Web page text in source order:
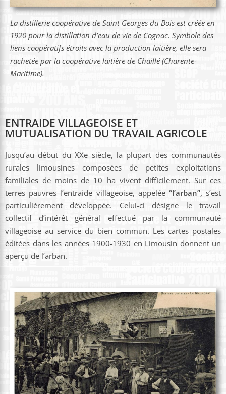
La distillerie coopérative de Saint Georges du Bois est créée en
1920 pour la distillation d’eau de vie de Cognac. Symbole des
liens coopératifs étroits avec la production laitière, elle sera
rachetée par la coopérative laitière de Chaillé (Charente-
Maritime).
ENTRAIDE VILLAGEOISE ET
MUTUALISATION DU TRAVAIL AGRICOLE
Jusqu’au début du XXe siècle, la plupart des communautés
rurales limousines composées de petites exploitations
familiales de moins de 10 ha vivent difficilement. Sur ces
terres pauvres l’entraide villageoise, appelée “l’arban”, s’est
particulièrement développée. Celui-ci désigne le travail
collectif d’intérêt général effectué par la communauté
villageoise au service du bien commun. Les cartes postales
éditées dans les années 1900-1930 en Limousin donnent un
aperçu de l’arban.